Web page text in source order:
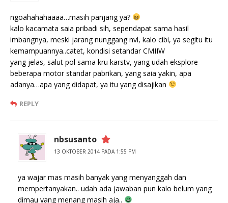
ngoahahahaaaa…masih panjang ya?
kalo kacamata saia pribadi sih, sependapat sama hasil
imbangnya, meski jarang nunggang nvl, kalo cibi, ya segitu itu
kemampuannya..catet, kondisi setandar CMIIW
yang jelas, salut pol sama kru karstv, yang udah eksplore
beberapa motor standar pabrikan, yang saia yakin, apa
adanya…apa yang didapat, ya itu yang disajikan
REPLY
nbsusanto
13 OKTOBER 2014 PADA 1:55 PM
ya wajar mas masih banyak yang menyanggah dan
mempertanyakan.. udah ada jawaban pun kalo belum yang
dimau yang menang masih aja..